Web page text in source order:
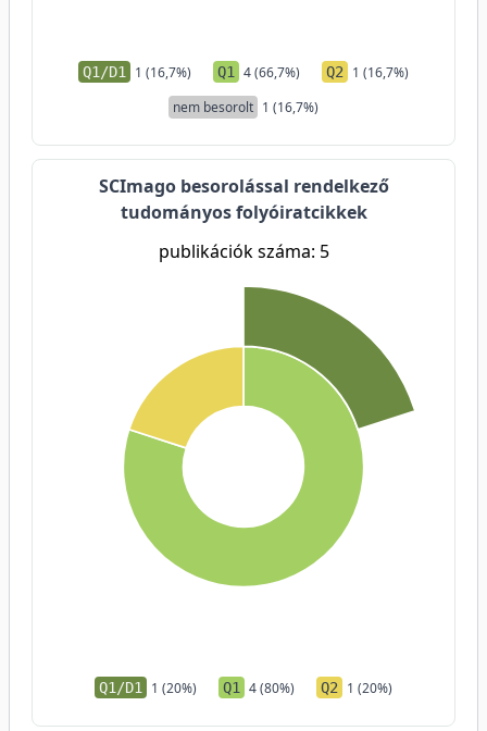
Q1/D1 1 (16,7%) Q1 4 (66,7%) Q2 1 (16,7%)
nem besorolt 1 (16,7%)
SCImago besorolással rendelkező
tudományos folyóiratcikkek
publikációk száma: 5
Q1/D1 1 (20%) Q1 4 (80%) Q2 1 (20%)